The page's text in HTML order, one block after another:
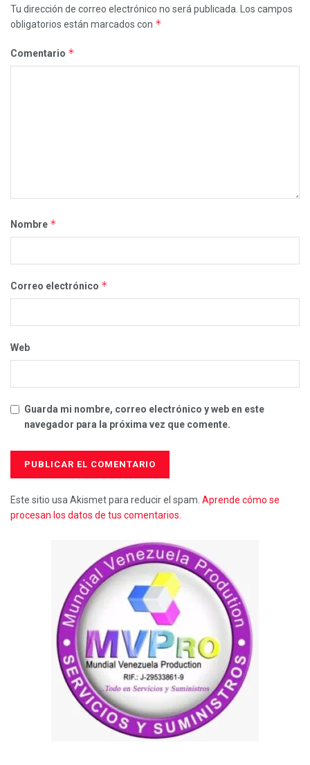
Tu dirección de correo electrónico no será publicada. Los campos
obligatorios están marcados con *
Comentario *
Nombre *
Correo electrónico *
Web
Guarda mi nombre, correo electrónico y web en este
navegador para la próxima vez que comente.
Este sitio usa Akismet para reducir el spam. Aprende cómo se
procesan los datos de tus comentarios.